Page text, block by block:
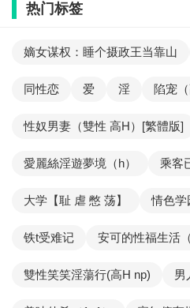
热门标签
嫡女谋权：睡个摄政王当靠山
同性恋 爱 淫 陷宠
性奴男妻（雙性 高H）[繁體版]
愛麗絲淫遊夢境（h） 乘客
大学【耻 虐 憋 荡】 情色学
铁t受难记 安可的性福生活
雙性笑笑淫蕩行(高H np)